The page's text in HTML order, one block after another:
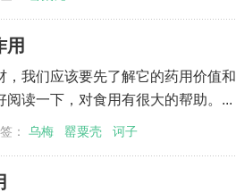
用
，我们应该要先了解它的药用价值
阅读一下，对食用有很大的帮助。...
： 乌梅 罂粟壳 诃子